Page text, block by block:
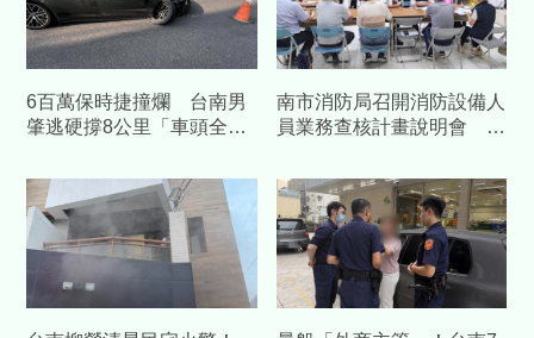
6百萬保時捷撞爛 台南男
肇逃硬撐8公里「車頭全
南市消防局召開消防設備人
員業務查核計畫說明會 強
品質